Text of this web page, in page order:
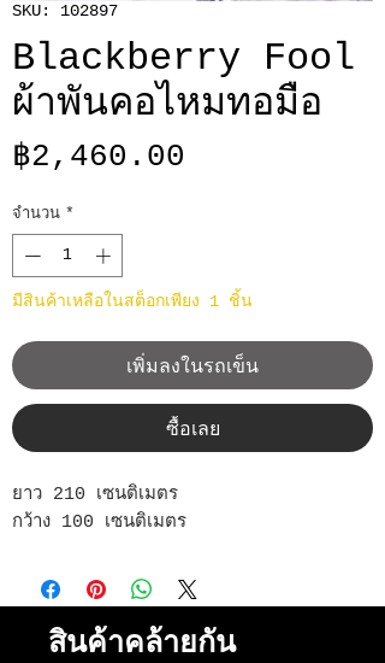
SKU: 102897
Blackberry Fool
ผ้าพันคอไหมทอมือ
฿2,460.00
จำนวน *
มีสินค้าเหลือในสต็อกเพียง 1 ชิ้น
เพิ่มลงในรถเข็น
ซื้อเลย
ยาว 210 เซนติเมตร
กว้าง 100 เซนติเมตร
สินค้าคล้ายกัน